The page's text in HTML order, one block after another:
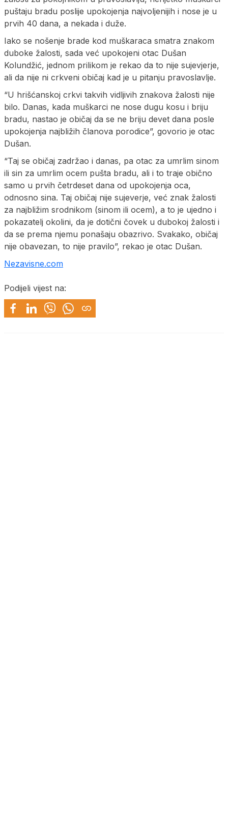
puštaju bradu poslije upokojenja najvoljenijih i nose je u
prvih 40 dana, a nekada i duže.
Iako se nošenje brade kod muškaraca smatra znakom
duboke žalosti, sada već upokojeni otac Dušan
Kolundžić, jednom prilikom je rekao da to nije sujevjerje,
ali da nije ni crkveni običaj kad je u pitanju pravoslavlje.
“U hrišćanskoj crkvi takvih vidljivih znakova žalosti nije
bilo. Danas, kada muškarci ne nose dugu kosu i briju
bradu, nastao je običaj da se ne briju devet dana posle
upokojenja najbližih članova porodice”, govorio je otac
Dušan.
“Taj se običaj zadržao i danas, pa otac za umrlim sinom
ili sin za umrlim ocem pušta bradu, ali i to traje obično
samo u prvih četrdeset dana od upokojenja oca,
odnosno sina. Taj običaj nije sujeverje, već znak žalosti
za najbližim srodnikom (sinom ili ocem), a to je ujedno i
pokazatelj okolini, da je dotični čovek u dubokoj žalosti i
da se prema njemu ponašaju obazrivo. Svakako, običaj
nije obavezan, to nije pravilo”, rekao je otac Dušan.
Nezavisne.com
Podijeli vijest na: